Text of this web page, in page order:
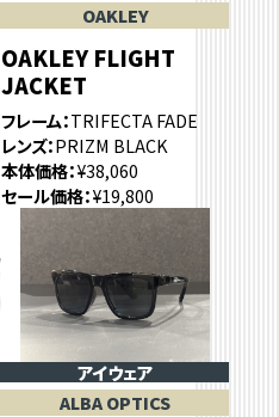
OAKLEY
OAKLEY FLIGHT
JACKET
フレーム TRIFECTA FADE
レンズ PRIZM BLACK
本体価格 ¥38,060
セール価格 ¥19,800
アイウェア
ALBA OPTICS